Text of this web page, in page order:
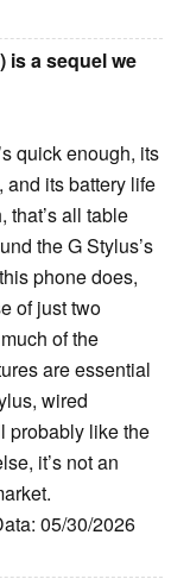
is a sequel we
quick enough, its
and its battery life
that’s all table
the G Stylus’s
phone does,
of just two
of the
are essential
wired
probably like the
it’s not an
05/30/2026